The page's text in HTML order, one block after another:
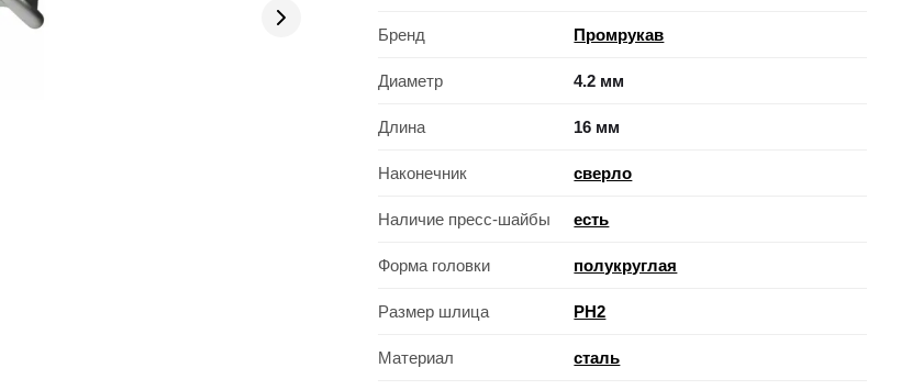
Бренд Промрукав
Диаметр 4.2 мм
Длина 16 мм
Наконечник сверло
Наличие пресс-шайбы есть
Форма головки полукруглая
Размер шлица PH2
Материал сталь